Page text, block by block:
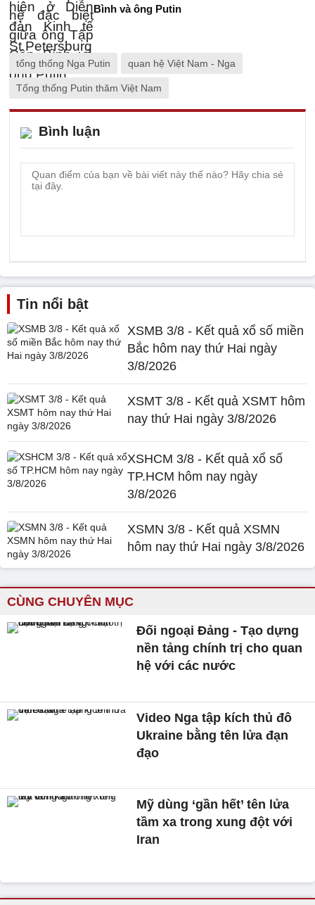
Bình và ông Putin
tổng thống Nga Putin quan hệ Việt Nam - Nga
Tổng thống Putin thăm Việt Nam
Bình luận
Tin nổi bật
XSMB 3/8 - Kết quả xổ số miền
Bắc hôm nay thứ Hai ngày
3/8/2026
XSMT 3/8 - Kết quả XSMT hôm
nay thứ Hai ngày 3/8/2026
XSHCM 3/8 - Kết quả xổ số
TP.HCM hôm nay ngày
3/8/2026
XSMN 3/8 - Kết quả XSMN
hôm nay thứ Hai ngày 3/8/2026
CÙNG CHUYÊN MỤC
Đối ngoại Đảng - Tạo dựng
nền tảng chính trị cho quan
hệ với các nước
Video Nga tập kích thủ đô
Ukraine bằng tên lửa đạn
đạo
Mỹ dùng ‘gần hết’ tên lửa
tầm xa trong xung đột với
Iran